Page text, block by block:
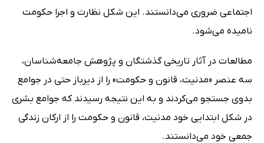
اجتماعی ضروری می‌دانستند. این شکل نظارت و اجرا حکومت
نامیده می‌شود.
مطالعات در آثار تاریخی گذشتگان و پژوهش جامعه‌شناسان،
سه عنصر «مدنیت، قانون و حکومت» را از دیرباز حتی در جوامع
بدوی جستجو می‌کردند و به این نتیجه رسیدند که جوامع بشری
در شکل ابتدایی خود مدنیت، قانون و حکومت را از ارکان زندگی
جمعی خود می‌دانستند.